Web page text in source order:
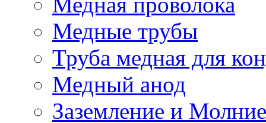
Медные трубы
Труба медная для
Медный анод
Заземление и